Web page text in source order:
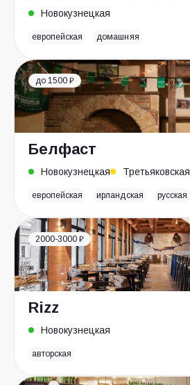
Новокузнецкая
европейская домашняя
до 1500 ₽
Белфаст
Новокузнецкая Третьяковская
европейская ирландская русская
2000-3000 ₽
Rizz
Новокузнецкая
авторская